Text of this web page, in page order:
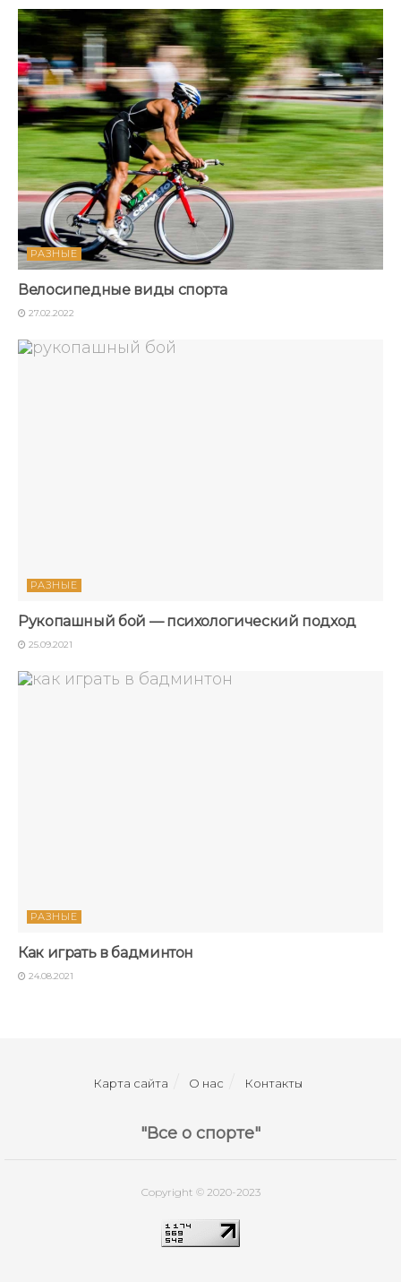
РАЗНЫЕ
Велосипедные виды спорта
27.02.2022
РАЗНЫЕ
Рукопашный бой — психологический подход
25.09.2021
РАЗНЫЕ
Как играть в бадминтон
24.08.2021
Карта сайта О нас Контакты
"Все о спорте"
Copyright © 2020-2023